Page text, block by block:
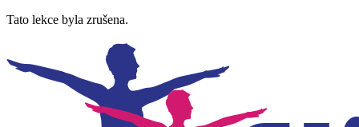
Tato lekce byla zrušena.